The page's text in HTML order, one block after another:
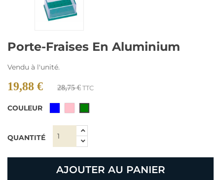
Porte-Fraises En Aluminium
Vendu à l'unité.
19,88 € 28,75 €TTC
COULEUR
QUANTITÉ
AJOUTER AU PANIER